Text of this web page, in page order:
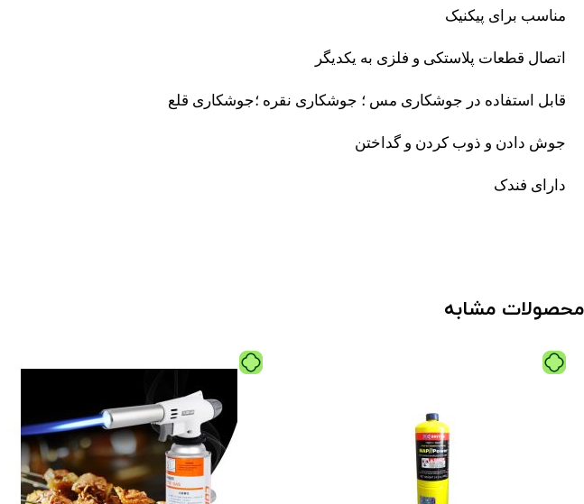
مناسب برای پیکنیک
اتصال قطعات پلاستکی و فلزی به یکدیگر
قابل استفاده در جوشکاری مس ‌؛ جوشکاری نقره ؛جوشکاری قلع
جوش دادن و ذوب کردن و گداختن
دارای فندک
محصولات مشابه